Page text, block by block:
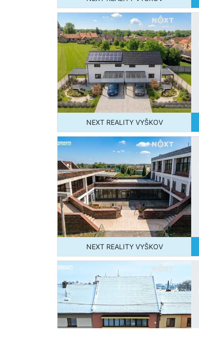
NEXT REALITY VYŠKOV
NEXT REALITY VYŠKOV